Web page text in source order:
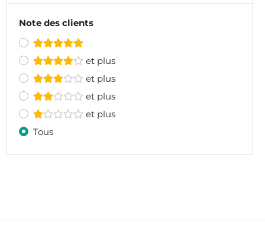
Note des clients
et plus
et plus
et plus
et plus
Tous